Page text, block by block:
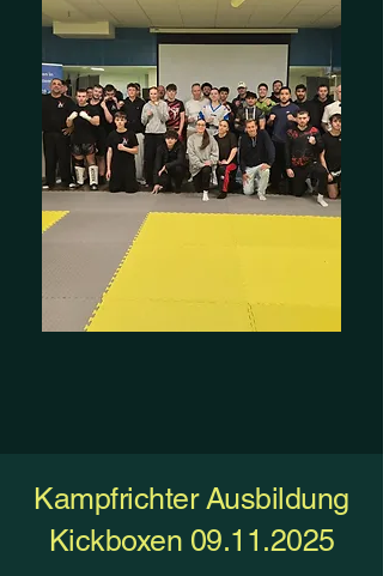
Kampfrichter Ausbildung
Kickboxen 09.11.2025